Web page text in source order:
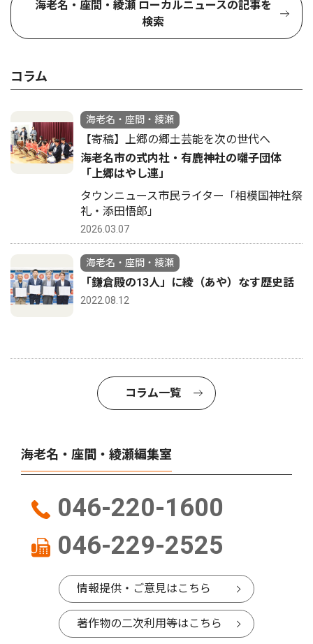
海老名・座間・綾瀬 ローカルニュースの記事を
検索
コラム
海老名・座間・綾瀬
【寄稿】上郷の郷土芸能を次の世代へ
海老名市の式内社・有鹿神社の囃子団体
「上郷はやし連」
タウンニュース市民ライター「相模国神社祭
礼・添田悟郎」
2026.03.07
海老名・座間・綾瀬
「鎌倉殿の13人」に綾（あや）なす歴史話
2022.08.12
コラム一覧
海老名・座間・綾瀬編集室
046-220-1600
046-229-2525
情報提供・ご意見はこちら
著作物の二次利用等はこちら